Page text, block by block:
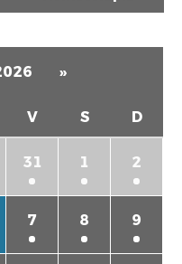
»
V S D
31 1 2
7 8 9